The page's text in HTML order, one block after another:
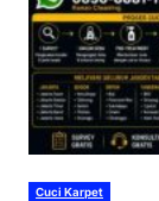
Cuci Karpet